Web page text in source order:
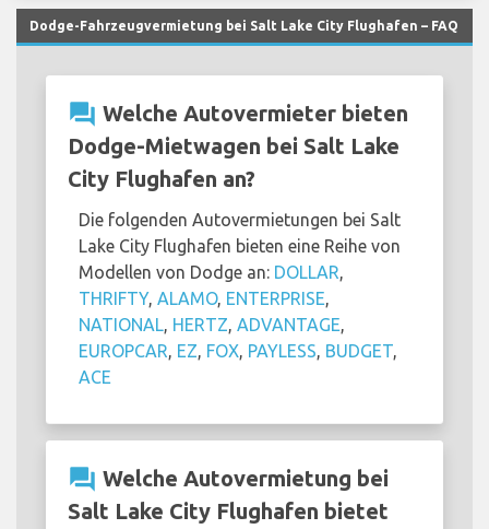
Dodge-Fahrzeugvermietung bei Salt Lake City Flughafen – FAQ
question_answer Welche Autovermieter bieten
Dodge-Mietwagen bei Salt Lake
City Flughafen an?
Die folgenden Autovermietungen bei Salt
Lake City Flughafen bieten eine Reihe von
Modellen von Dodge an: DOLLAR
THRIFTY, ALAMO, ENTERPRISE
NATIONAL
HERTZ ADVANTAGE
EUROPCAR EZ FOX PAYLESS BUDGET
ACE
question_answer Welche Autovermietung bei
Salt Lake City Flughafen bietet